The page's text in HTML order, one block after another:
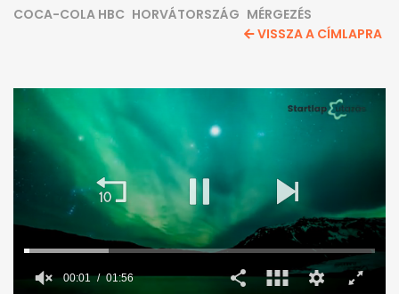
COCA-COLA HBC HORVÁTORSZÁG MÉRGEZÉS
VISSZA A CÍMLAPRA
00:02 01:56